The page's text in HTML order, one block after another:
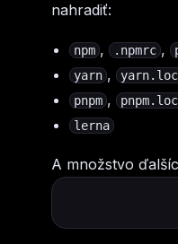
nahradiť:
npm , .npmrc ,
yarn ,
pnpm ,
lerna
A množstvo